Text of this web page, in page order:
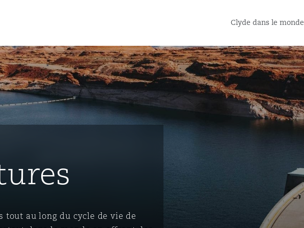
»
undefined
Clyde dans le monde
▾
tout au long du cycle de vie de